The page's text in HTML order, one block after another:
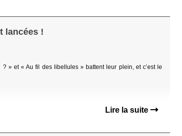
lancées !
» et « Au fil des libellules » battent leur plein, et c’est le
Lire la suite